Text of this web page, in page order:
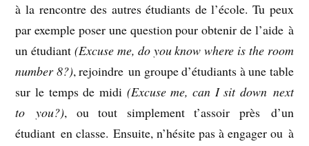
à la rencontre des autres étudiants de l’école. Tu peux
par exemple poser une question pour obtenir de l’aide à
un étudiant(Excuse me, do you know where is the room
number 8?), rejoindre un groupe d’étudiants à une table
sur le temps de midi (Excuse me, can I sit down next
to you?), ou tout simplement t’assoir près d’un
étudiant en classe. Ensuite, n’hésite pas à engager ou à